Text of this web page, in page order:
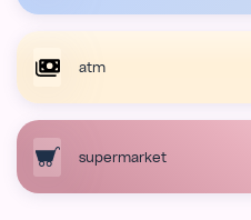
atm
supermarket